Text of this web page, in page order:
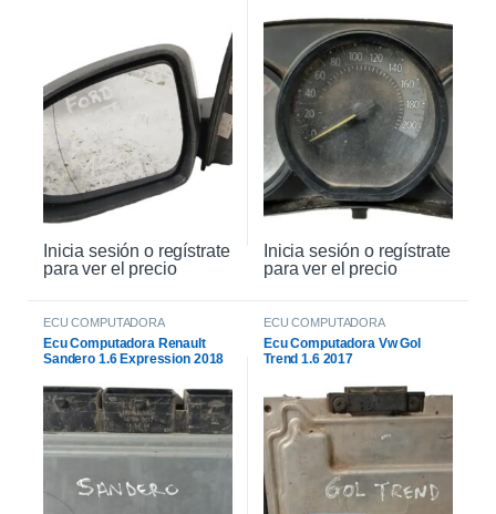
Inicia sesión o regístrate
para ver el precio
Inicia sesión o regístrate
para ver el precio
ECU COMPUTADORA
Ecu Computadora Renault
Sandero 1.6 Expression 2018
ECU COMPUTADORA
Ecu Computadora Vw Gol
Trend 1.6 2017